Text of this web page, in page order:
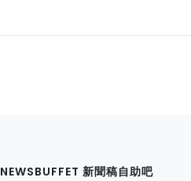
NEWSBUFFET 新聞稿自助吧